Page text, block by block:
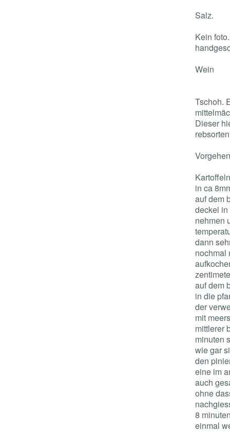
Salz.
Kein
Wein
Tschoh.
Dieser
in ca
auf dem
deckel in
nehmen
dann
nochmal
auf dem
in die
der
mit
mittlerer
minuten
wie gar
den
eine im
auch
ohne
8
einmal